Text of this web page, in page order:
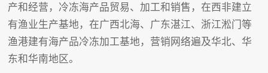
产和经营，冷冻海产品贸易、加工和销售，在西非建立
有渔业生产基地，在广西北海、广东湛江、浙江淞门等
渔港建有海产品冷冻加工基地，营销网络遍及华北、华
东和华南地区。